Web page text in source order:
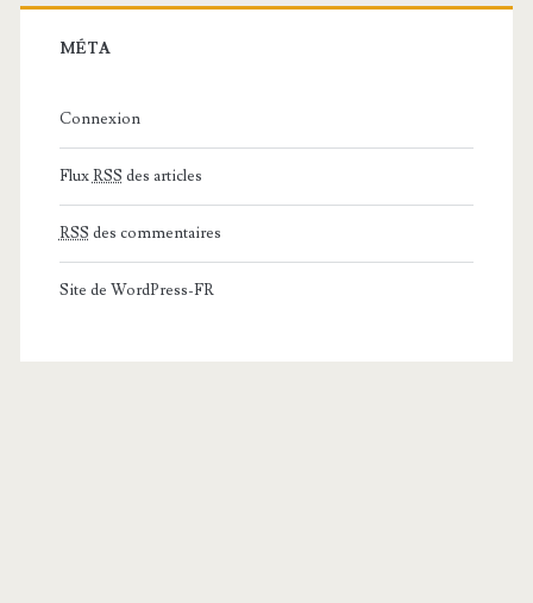
MÉTA
Connexion
FluxRSS des articles
RSS des commentaires
Site de WordPress-FR